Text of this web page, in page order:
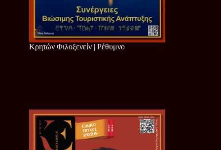
Κρητών Φιλοξενείν | Ρέθυμνο